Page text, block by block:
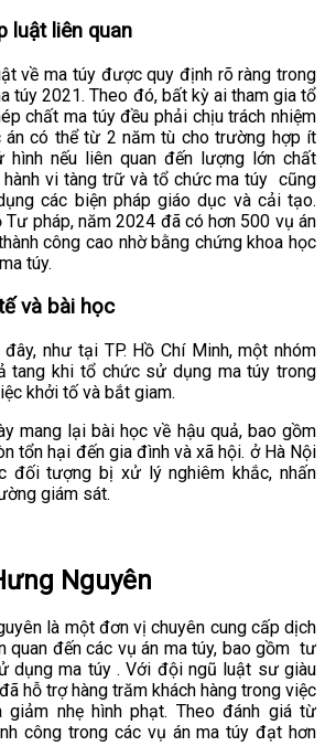
luật liên quan
về ma túy được quy định rõ ràng trong
túy 2021. Theo đó, bất kỳ ai tham gia tổ
chất ma túy đều phải chịu trách nhiệm
án có thể từ 2 năm tù cho trường hợp ít
hình nếu liên quan đến lượng lớn chất
vi tàng trữ và tổ chức ma túy cũng
các biện pháp giáo dục và cải tạo.
Tư pháp, năm 2024 đã có hơn 500 vụ án
công cao nhờ bằng chứng khoa học
túy.
và bài học
như tại TP. Hồ Chí Minh, một nhóm
tang khi tổ chức sử dụng ma túy trong
khởi tố và bắt giam.
mang lại bài học về hậu quả, bao gồm
tổn hại đến gia đình và xã hội. ở Hà Nội
đối tượng bị xử lý nghiêm khắc, nhấn
giám sát.
Nguyên
là một đơn vị chuyên cung cấp dịch
đến các vụ án ma túy, bao gồm tư
dụng ma túy . Với đội ngũ luật sư giàu
hỗ trợ hàng trăm khách hàng trong việc
giảm nhẹ hình phạt. Theo đánh giá từ
công trong các vụ án ma túy đạt hơn